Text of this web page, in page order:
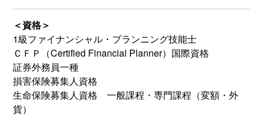
＜資格＞
1級ファイナンシャル・プランニング技能士
ＣＦＰ（Certified Financial Planner）国際資格
証券外務員一種
損害保険募集人資格
生命保険募集人資格 一般課程・専門課程（変額・外
貨）